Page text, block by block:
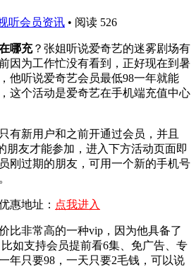
听会员资讯 • 阅读 526
哪充？张姐听说爱奇艺的迷雾剧场有
因为工作忙没有看到，正好现在到暑
他听说爱奇艺会员最低98一年就能
这个活动是爱奇艺在手机端充值中心
有新用户和之前开通过会员，并且
朋友才能参加，进入下方活动页面即
刚过期的朋友，可用一个新的手机号
惠地址： 点我进入
比非常高的一种vip，因为他具备了
如支持会员提前看6集、免广告、专
年只要98，一天只要2毛钱，可以说